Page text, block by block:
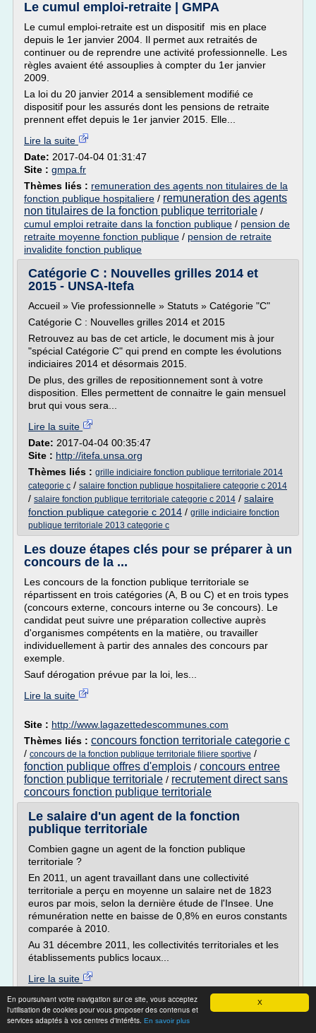
X
En poursuivant votre navigation sur ce site, vous acceptez
l'utilisation de cookies pour vous proposer des contenus et
services adaptés à vos centres d'intérêts. En savoir plus
Le cumul emploi-retraite | GMPA
Le cumul emploi-retraite est un dispositif mis en place
depuis le 1er janvier 2004. Il permet aux retraités de
continuer ou de reprendre une activité professionnelle. Les
règles avaient été assouplies à compter du 1er janvier
2009.
La loi du 20 janvier 2014 a sensiblement modifié ce
dispositif pour les assurés dont les pensions de retraite
prennent effet depuis le 1er janvier 2015. Elle...
Lire la suite
Date: 2017-04-04 01:31:47
Site : gmpa.fr
Thèmes liés : remuneration des agents non titulaires de la
fonction publique hospitaliere / remuneration des agents
non titulaires de la fonction publique territoriale /
cumul emploi retraite dans la fonction publique / pension de
retraite moyenne fonction publique / pension de retraite
invalidite fonction publique
Catégorie C : Nouvelles grilles 2014 et
2015 - UNSA-Itefa
Accueil » Vie professionnelle » Statuts » Catégorie "C"
Catégorie C : Nouvelles grilles 2014 et 2015
Retrouvez au bas de cet article, le document mis à jour
"spécial Catégorie C" qui prend en compte les évolutions
indiciaires 2014 et désormais 2015.
De plus, des grilles de repositionnement sont à votre
disposition. Elles permettent de connaitre le gain mensuel
brut qui vous sera...
Lire la suite
Date: 2017-04-04 00:35:47
Site : http://itefa.unsa.org
Thèmes liés : grille indiciaire fonction publique territoriale 2014
categorie c / salaire fonction publique hospitaliere categorie c 2014
/ salaire fonction publique territoriale categorie c 2014 / salaire
fonction publique categorie c 2014 / grille indiciaire fonction
publique territoriale 2013 categorie c
Les douze étapes clés pour se préparer à un
concours de la ...
Les concours de la fonction publique territoriale se
répartissent en trois catégories (A, B ou C) et en trois types
(concours externe, concours interne ou 3e concours). Le
candidat peut suivre une préparation collective auprès
d'organismes compétents en la matière, ou travailler
individuellement à partir des annales des concours par
exemple.
Sauf dérogation prévue par la loi, les...
Lire la suite
Site : http://www.lagazettedescommunes.com
Thèmes liés : concours fonction territoriale categorie c
/ concours de la fonction publique territoriale filiere sportive /
fonction publique offres d'emplois / concours entree
fonction publique territoriale / recrutement direct sans
concours fonction publique territoriale
Le salaire d'un agent de la fonction
publique territoriale
Combien gagne un agent de la fonction publique
territoriale ?
En 2011, un agent travaillant dans une collectivité
territoriale a perçu en moyenne un salaire net de 1823
euros par mois, selon la dernière étude de l'Insee. Une
rémunération nette en baisse de 0,8% en euros constants
comparée à 2010.
Au 31 décembre 2011, les collectivités territoriales et les
établissements publics locaux...
Lire la suite
Site :https://emploi-public.publidia.fr
Thèmes liés :salaire des agents de la fonction publique